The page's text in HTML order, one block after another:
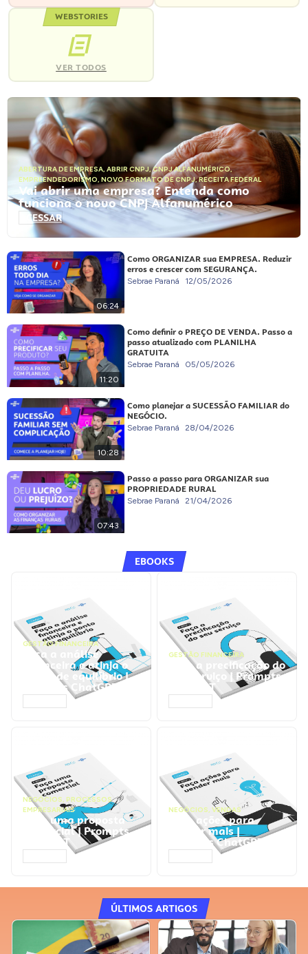
WEBSTORIES
VER TODOS
ABERTURA DE EMPRESA, ABRIR CNPJ,CNPJ ALFANUMÉRICO,
EMPREENDEDORISMO, NOVO FORMATO DE CNPJ,RECEITA FEDERAL
Vai abrir uma empresa? Entenda como
funciona o novo CNPJ Alfanumérico
ACESSAR
06:24
Como ORGANIZAR sua EMPRESA. Reduzir
erros e crescer com SEGURANÇA.
Sebrae Paraná 12/05/2026
11:20
Como definir o PREÇO DE VENDA. Passo a
passo atualizado com PLANILHA
GRATUITA
Sebrae Paraná 05/05/2026
10:28
Como planejar a SUCESSÃO FAMILIAR do
NEGÓCIO.
Sebrae Paraná 28/04/2026
07:43
Passo a passo para ORGANIZAR sua
PROPRIEDADE RURAL
Sebrae Paraná 21/04/2026
EBOOKS
GESTÃO FINANCEIRA
Faça a análise
financeira e atinja o
ponto de equilíbrio |
Prompts ChatGPT
GESTÃO FINANCEIRA
Faça a precificação do
seu serviço | Prompts
ChatGPT
NEGÓCIOS, PROCESSOS
EMPRESARIAIS
Faça uma proposta
comercial | Prompts
ChatGPT
NEGÓCIOS, VENDAS
Faça ações para
vender mais |
Prompts ChatGPT
ÚLTIMOS ARTIGOS